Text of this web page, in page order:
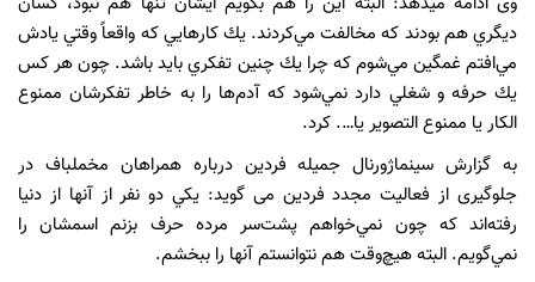
ديگري هم بودند كه مخالفت مي‌كردند. يك كارهايي كه واقعاً وقتي يادش
مي‌افتم غمگين مي‌شوم كه چرا يك چنين تفكري بايد باشد. چون هر كس
يك حرفه و شغلي دارد نمي‌شود كه آدم‌ها را به خاطر تفكرشان ممنوع
الكار يا ممنوع التصوير يا…. كرد.
به گزارش سینماژورنال جمیله فردین درباره همراهان مخملباف در
جلوگیری از فعالیت مجدد فردین می گوید: يكي دو نفر از آنها از دنيا
رفته‌اند كه چون نمي‌خواهم پشت‌سر مرده حرف بزنم اسمشان را
نمي‌گويم. البته هيچ‌وقت هم نتوانستم آنها را ببخشم.